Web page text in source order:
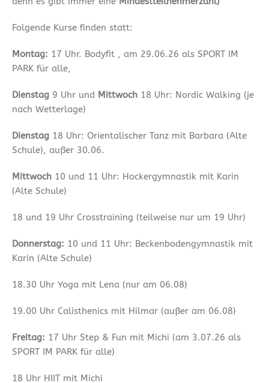
Folgende Kurse finden statt:
Montag: 17 Uhr. Bodyfit , am 29.06.26 als SPORT IM
PARK für alle,
Dienstag 9 Uhr und Mittwoch 18 Uhr: Nordic Walking (je
nach Wetterlage)
Dienstag 18 Uhr: Orientalischer Tanz mit Barbara (Alte
Schule), außer 30.06.
Mittwoch 10 und 11 Uhr: Hockergymnastik mit Karin
(Alte Schule)
18 und 19 Uhr Crosstraining (teilweise nur um 19 Uhr)
Donnerstag: 10 und 11 Uhr: Beckenbodengymnastik mit
Karin (Alte Schule)
18.30 Uhr Yoga mit Lena (nur am 06.08)
19.00 Uhr Calisthenics mit Hilmar (außer am 06.08)
Freitag: 17 Uhr Step & Fun mit Michi (am 3.07.26 als
SPORT IM PARK für alle)
18 Uhr HIIT mit Michi